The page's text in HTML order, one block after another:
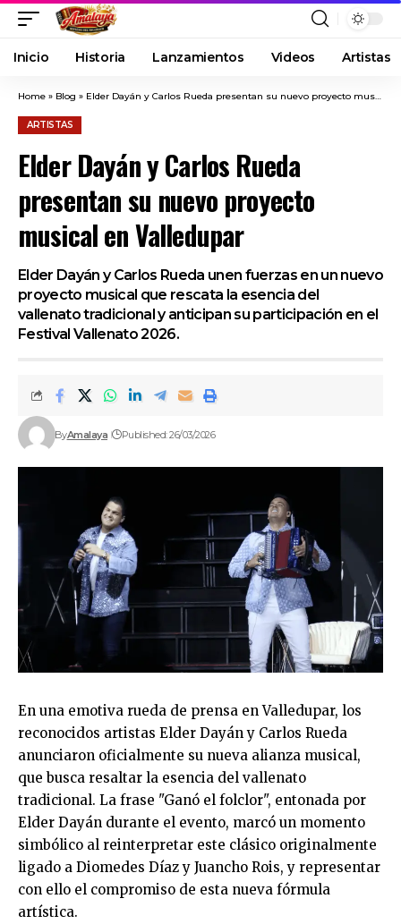
Inicio Historia Lanzamientos Videos Artistas
Home » Blog » Elder Dayán y Carlos Rueda presentan su nuevo proyecto musical en Valledupar
ARTISTAS
Elder Dayán y Carlos Rueda
presentan su nuevo proyecto
musical en Valledupar
Elder Dayán y Carlos Rueda unen fuerzas en un nuevo
proyecto musical que rescata la esencia del
vallenato tradicional y anticipan su participación en el
Festival Vallenato 2026.
ByAmalaya Published: 26/03/2026
En una emotiva rueda de prensa en Valledupar, los
reconocidos artistas Elder Dayán y Carlos Rueda
anunciaron oficialmente su nueva alianza musical,
que busca resaltar la esencia del vallenato
tradicional. La frase "Ganó el folclor", entonada por
Elder Dayán durante el evento, marcó un momento
simbólico al reinterpretar este clásico originalmente
ligado a Diomedes Díaz y Juancho Rois, y representar
con ello el compromiso de esta nueva fórmula
artística.